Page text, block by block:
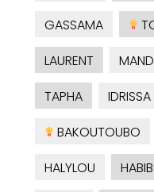
GASSAMA
LAURENT
TAPHA
IDRISSA
BAKOUTOUBO
HALYLOU